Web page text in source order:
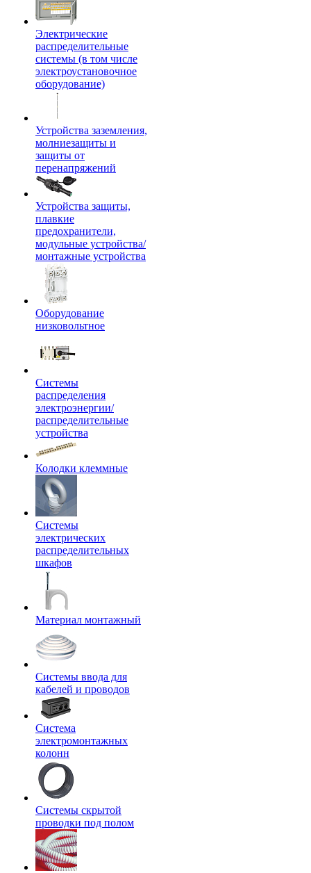
Электрические
распределительные
системы (в том числе
электроустановочное
оборудование)
Устройства заземления,
молниезащиты и
защиты от
перенапряжений
Устройства защиты,
плавкие
предохранители,
модульные устройства/
монтажные устройства
Оборудование
низковольтное
Системы
распределения
электроэнергии/
распределительные
устройства
Колодки клеммные
Системы
электрических
распределительных
шкафов
Материал монтажный
Системы ввода для
кабелей и проводов
Система
электромонтажных
колонн
Системы скрытой
проводки под полом